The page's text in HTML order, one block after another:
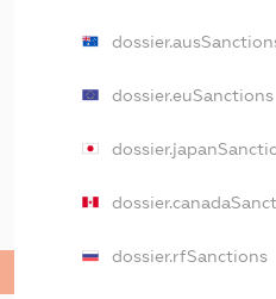
dossier.euSanctions
dossier.rfSanctions